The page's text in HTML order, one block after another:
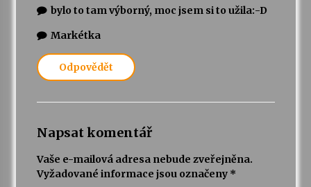
bylo to tam výborný, moc jsem si to užila:-D
Markétka
Odpovědět
Napsat komentář
Vaše e-mailová adresa nebude zveřejněna.
Vyžadované informace jsou označeny *